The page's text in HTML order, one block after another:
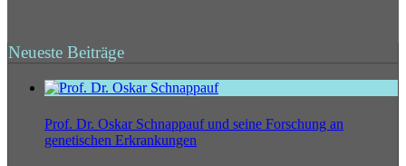
Neueste Beiträge
Prof. Dr. Oskar Schnappauf und seine Forschung an
genetischen Erkrankungen